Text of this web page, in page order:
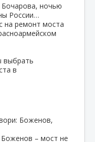
ночью
России…
на ремонт моста
выбрать
в
Боженов,